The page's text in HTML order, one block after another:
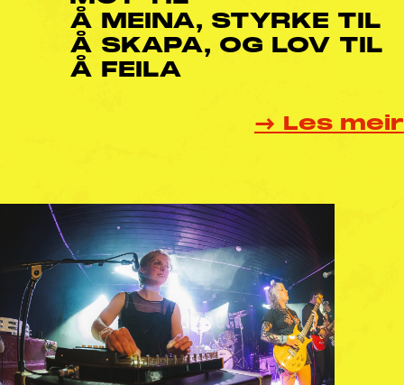
Å MEINA, STYRKE TIL
Å SKAPA, OG LOV TIL
Å FEILA
→ Les meir